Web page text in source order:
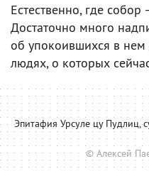
Естественно, где
Достаточно много
об упокоившихся в
людях, о которых
Эпитафия Урсуле цу Пудлиц,
© Алексей